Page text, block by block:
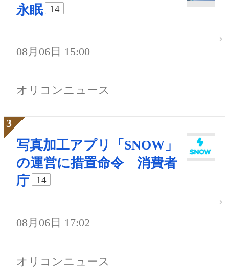
永眠
14
08月06日 15:00
オリコンニュース
写真加工アプリ「SNOW」
の運営に措置命令 消費者
庁
14
08月06日 17:02
オリコンニュース